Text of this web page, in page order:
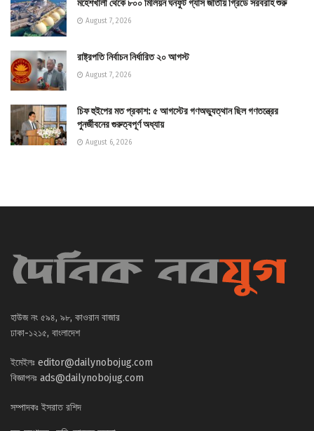
মহেশখালী থেকে ৮০০ মিলিয়ন ঘনফুট গ্যাস জাতীয় গ্রিডে সরবরাহ শুরু
August 7, 2026
রাষ্ট্রপতি নির্বাচন নির্ধারিত ২০ আগস্ট
August 7, 2026
চিফ হুইপের মত প্রকাশ: ৫ আগস্টের গণঅভ্যুত্থান ছিল গণতন্ত্রের
পুনর্জীবনের গুরুত্বপূর্ণ অধ্যায়
August 6, 2026
হাউজ নং ৫৯৪, ৯৮, কাওরান বাজার
ঢাকা-১২১৫, বাংলাদেশ
ইমেইলঃ editor@dailynobojug.com
বিজ্ঞাপনঃ ads@dailynobojug.com
সম্পাদকঃ ইসরাত রশিদ